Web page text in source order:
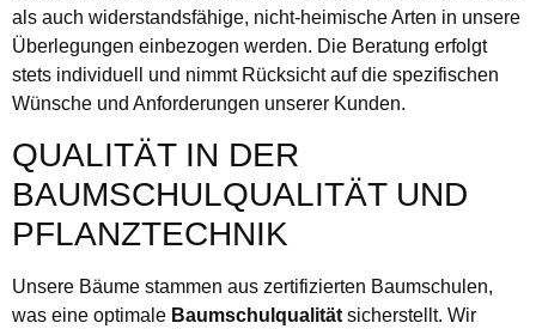
als auch widerstandsfähige, nicht-heimische Arten in unsere
Überlegungen einbezogen werden. Die Beratung erfolgt
stets individuell und nimmt Rücksicht auf die spezifischen
Wünsche und Anforderungen unserer Kunden.
QUALITÄT IN DER
BAUMSCHULQUALITÄT UND
PFLANZTECHNIK
Unsere Bäume stammen aus zertifizierten Baumschulen,
was eine optimale Baumschulqualität sicherstellt. Wir